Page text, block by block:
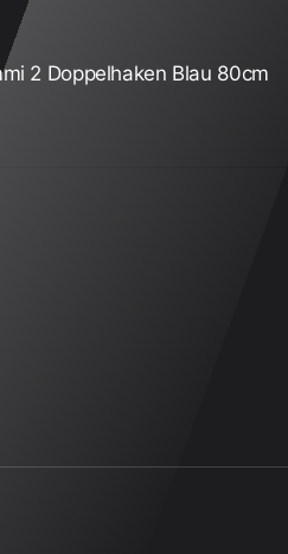
2 Doppelhaken Blau 80cm